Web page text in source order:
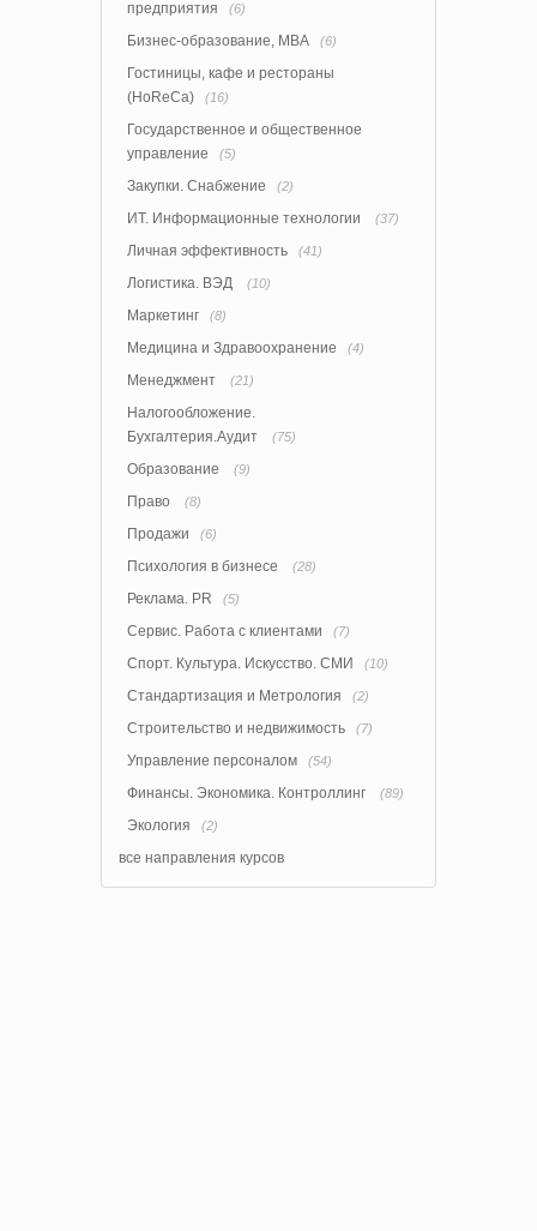
предприятия
(6)
Бизнес-образование, MBA (6)
Гостиницы, кафе и рестораны
(HoReCa)
(16)
Государственное и общественное
управление
(5)
Закупки. Снабжение (2)
ИТ. Информационные технологии (37)
Личная эффективность (41)
Логистика. ВЭД (10)
Маркетинг (8)
Медицина и Здравоохранение (4)
Менеджмент (21)
Налогообложение.
Бухгалтерия.Аудит
(75)
Образование (9)
Право (8)
Продажи (6)
Психология в бизнесе (28)
Реклама. PR (5)
Сервис. Работа с клиентами (7)
Спорт. Культура. Искусство. СМИ (10)
Стандартизация и Метрология (2)
Строительство и недвижимость (7)
Управление персоналом (54)
Финансы. Экономика. Контроллинг (89)
Экология (2)
все направления курсов